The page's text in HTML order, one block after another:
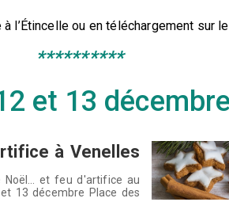
l’Étincelle ou en téléchargement sur
**********
et 13
à Venelles
Noël... et feu d'artifice au
13 décembre Place des